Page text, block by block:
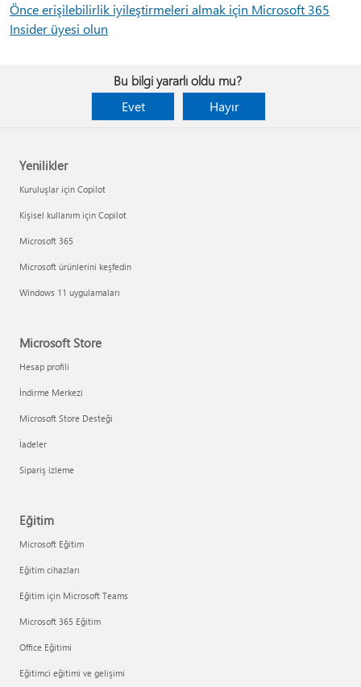
Önce erişilebilirlik iyileştirmeleri almak için Microsoft 365
Insider üyesi olun
Bu bilgi yararlı oldu mu?
Evet
Hayır
Yenilikler
Kuruluşlar için Copilot
Kişisel kullanım için Copilot
Microsoft 365
Microsoft ürünlerini keşfedin
Windows 11 uygulamaları
Microsoft Store
Hesap profili
İndirme Merkezi
Microsoft Store Desteği
İadeler
Sipariş izleme
Eğitim
Microsoft Eğitim
Eğitim cihazları
Eğitim için Microsoft Teams
Microsoft 365 Eğitim
Office Eğitimi
Eğitimci eğitimi ve gelişimi